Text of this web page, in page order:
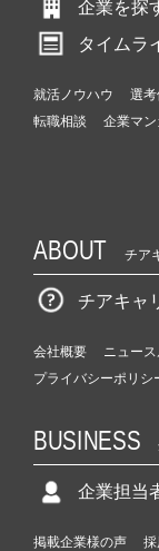
企業を探
タイムラ
就活ノウハウ 選考
転職相談
企業マ
ABOUT チア
チアキャ
会社概要 ニュー
プライバシーポリシ
BUSINESS
企業担当
掲載企業様の声 採